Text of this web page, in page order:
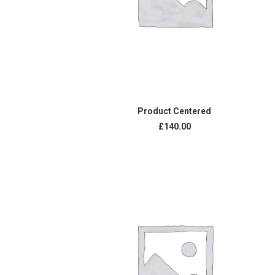
IN DEN WARENKORB
Product Centered
£140.00